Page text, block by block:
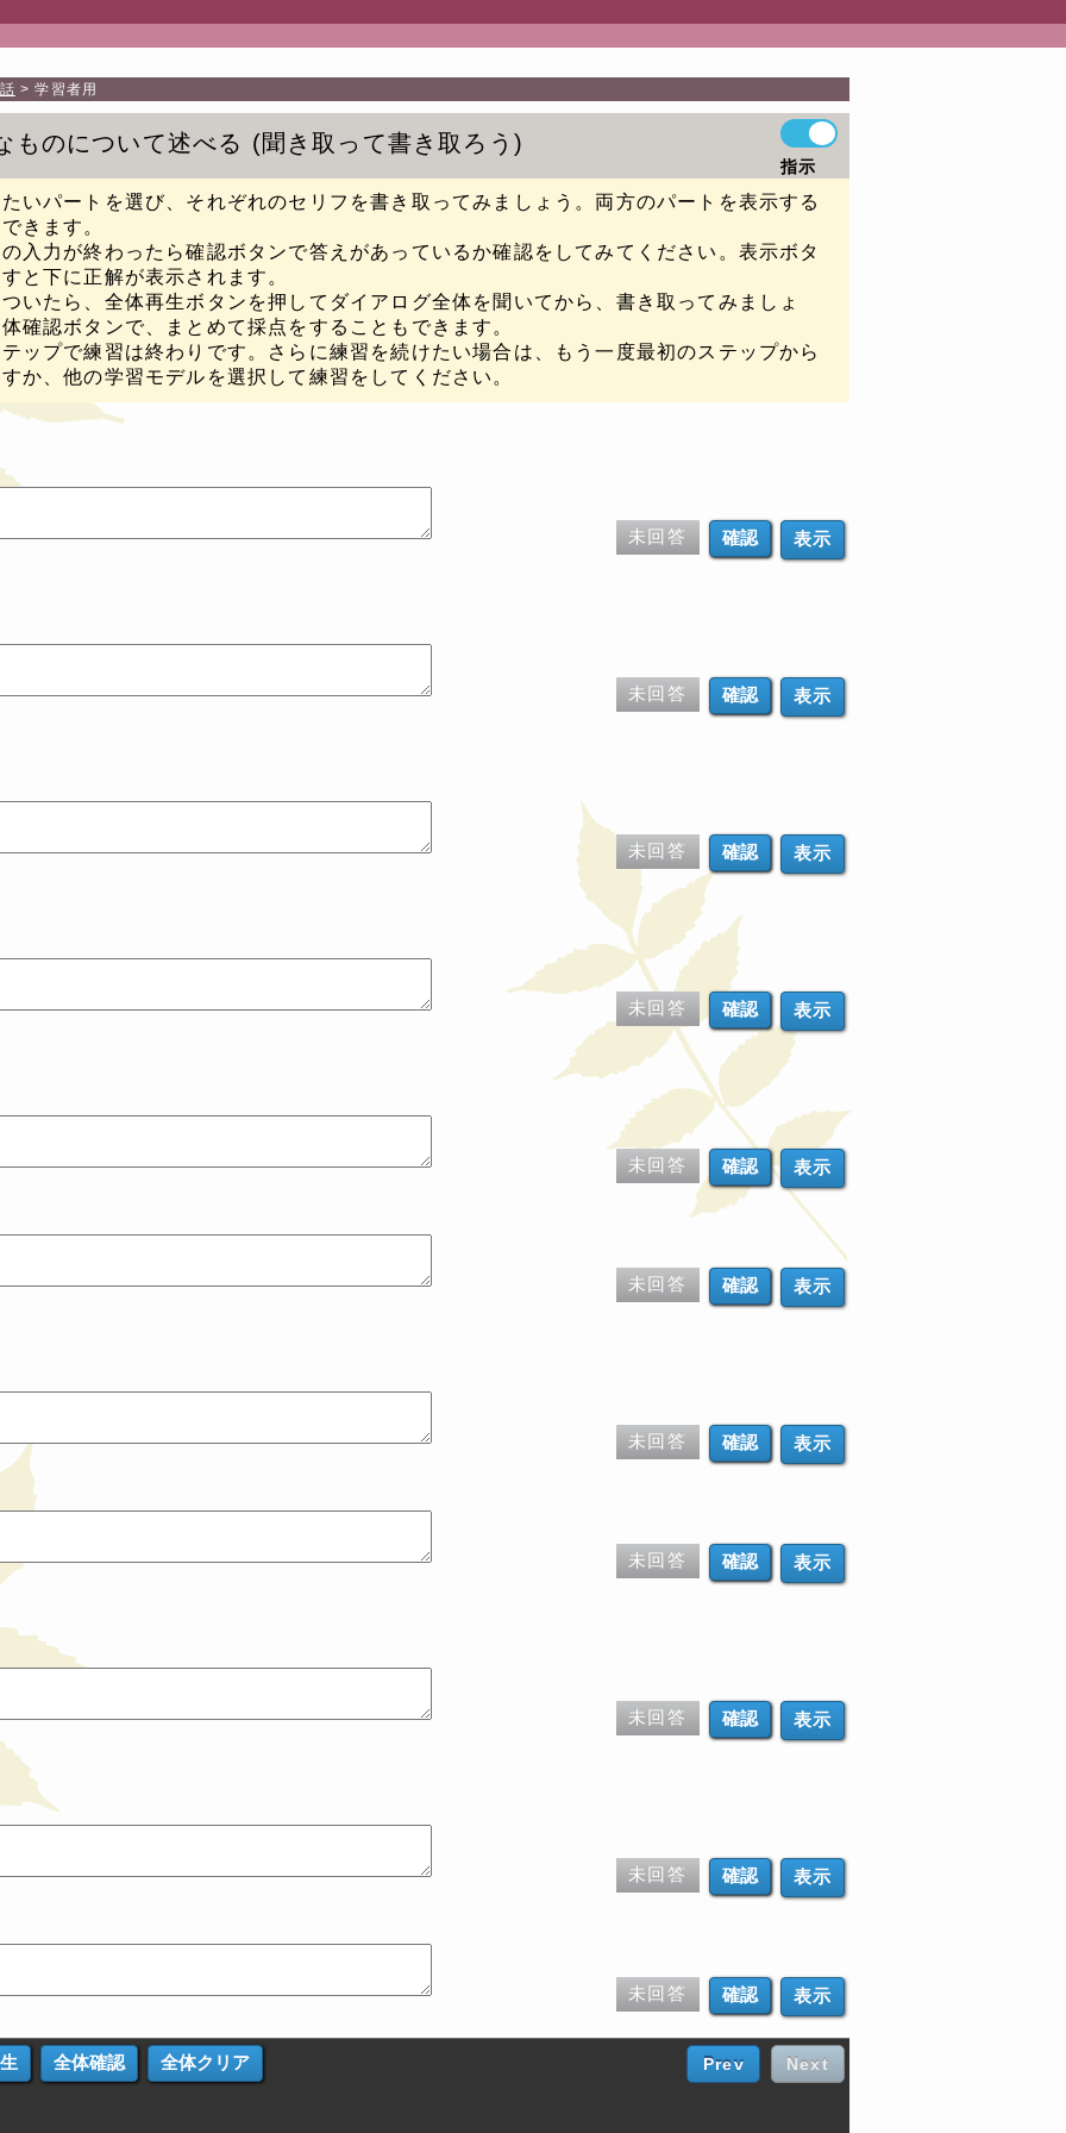
学習者用
ものについて述べる 聞き取って書き取ろう
指示
いパートを選び、それぞれのセリフを書き取ってみましょう。両方のパートを表示する
きます。
入力が終わったら確認ボタンで答えがあっているか確認をしてみてください。表示ボタ
と下に正解が表示されます。
いたら、全体再生ボタンを押してダイアログ全体を聞いてから、書き取ってみましょ
確認ボタンで、まとめて採点をすることもできます。
ップで練習は終わりです。さらに練習を続けたい場合は、もう一度最初のステップから
か、他の学習モデルを選択して練習をしてください。
未回答 表示
未回答 表示
未回答 表示
未回答 表示
未回答 表示
未回答 表示
未回答 表示
未回答 表示
未回答 表示
未回答 表示
未回答 表示
Prev Next